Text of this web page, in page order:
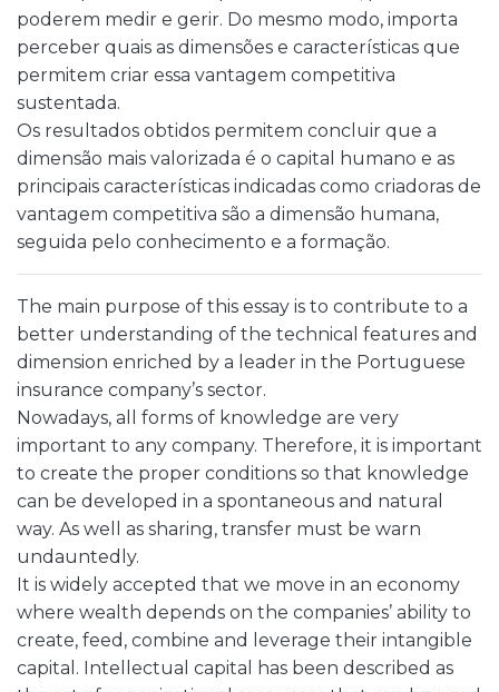
poderem medir e gerir. Do mesmo modo, importa
perceber quais as dimensões e características que
permitem criar essa vantagem competitiva
sustentada.
Os resultados obtidos permitem concluir que a
dimensão mais valorizada é o capital humano e as
principais características indicadas como criadoras de
vantagem competitiva são a dimensão humana,
seguida pelo conhecimento e a formação.
The main purpose of this essay is to contribute to a
better understanding of the technical features and
dimension enriched by a leader in the Portuguese
insurance company’s sector.
Nowadays, all forms of knowledge are very
important to any company. Therefore, it is important
to create the proper conditions so that knowledge
can be developed in a spontaneous and natural
way. As well as sharing, transfer must be warn
undauntedly.
It is widely accepted that we move in an economy
where wealth depends on the companies’ ability to
create, feed, combine and leverage their intangible
capital. Intellectual capital has been described as